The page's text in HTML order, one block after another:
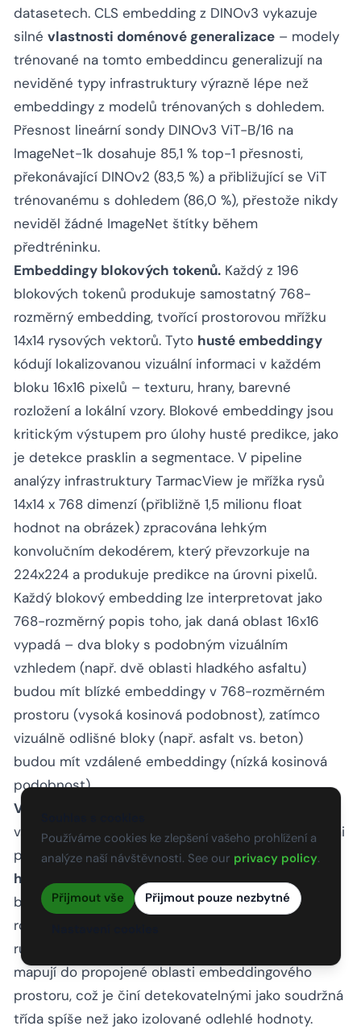
datasetech. CLS embedding z DINOv3 vykazuje
silné vlastnosti doménové generalizace – modely
trénované na tomto embeddincu generalizují na
neviděné typy infrastruktury výrazně lépe než
embeddingy z modelů trénovaných s dohledem.
Přesnost lineární sondy DINOv3 ViT-B/16 na
ImageNet-1k dosahuje 85,1 % top-1 přesnosti,
překonávající DINOv2 (83,5 %) a přibližující se ViT
trénovanému s dohledem (86,0 %), přestože nikdy
neviděl žádné ImageNet štítky během
předtréninku.
Embeddingy blokových tokenů. Každý z 196
blokových tokenů produkuje samostatný 768-
rozměrný embedding, tvořící prostorovou mřížku
14x14 rysových vektorů. Tyto husté embeddingy
kódují lokalizovanou vizuální informaci v každém
bloku 16x16 pixelů – texturu, hrany, barevné
rozložení a lokální vzory. Blokové embeddingy jsou
kritickým výstupem pro úlohy husté predikce, jako
je detekce prasklin a segmentace. V pipeline
analýzy infrastruktury TarmacView je mřížka rysů
14x14 x 768 dimenzí (přibližně 1,5 milionu float
hodnot na obrázek) zpracována lehkým
konvolučním dekodérem, který převzorkuje na
224x224 a produkuje predikce na úrovni pixelů.
Každý blokový embedding lze interpretovat jako
768-rozměrný popis toho, jak daná oblast 16x16
vypadá – dva bloky s podobným vizuálním
vzhledem (např. dvě oblasti hladkého asfaltu)
budou mít blízké embeddingy v 768-rozměrném
prostoru (vysoká kosinová podobnost), zatímco
vizuálně odlišné bloky (např. asfalt vs. beton)
budou mít vzdálené embeddingy (nízká kosinová
podobnost).
Vlastnosti embeddingů.
vykazují několik vlastností, které je činí výjimečnými
pro analýzu infrastruktury. Zaprvé, sémantická
hladkost
– vizuálně podobné oblasti produkují
blízké embeddingy, tvořící spojitý manifold v 768-
rozměrném prostoru. To znamená, že praskliny
různých šířek, orientací a závažností se všechny
mapují do propojené oblasti embeddingového
prostoru, což je činí detekovatelnými jako soudržná
třída spíše než jako izolované odlehlé hodnoty.
Používáme cookies ke zlepšení vašeho prohlížení a
analýze naší návštěvnosti. See our privacy policy.
Přijmout vše
Přijmout pouze nezbytné